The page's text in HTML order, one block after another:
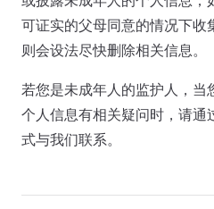
可证实的父母同意的情况下收
则会设法尽快删除相关信息。
若您是未成年人的监护人，当
个人信息有相关疑问时，请通
式与我们联系。